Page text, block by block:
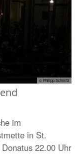
© Philipp Schmitz
im
in St.
22.00 Uhr